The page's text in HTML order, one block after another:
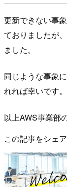
更新できない事
ておりましたが
ました。
同じような事象
れれば幸いです。
以上AWS事業部
この記事をシェ